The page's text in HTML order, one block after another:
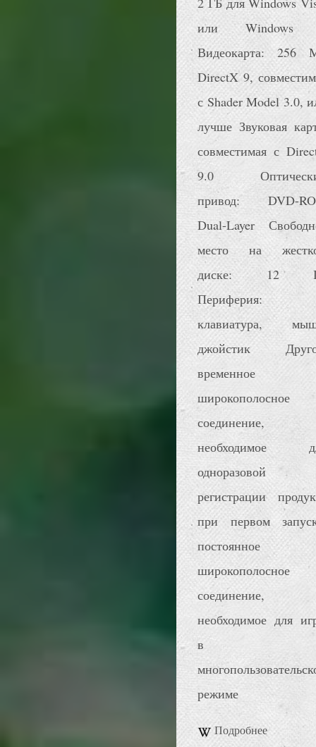
или Windows
Видеокарта: 256
DirectX 9,
с Shader Model 3.0,
лучше Звуковая
совместимая с
9.0
привод: DVD-
Dual-Layer
место на
диске: 12
Периферия:
клавиатура,
джойстик
временное
широкополосное
соединение,
необходимое
одноразовой
регистрации
при первом
постоянное
широкополосное
соединение,
необходимое для
в
режиме
Подробнее